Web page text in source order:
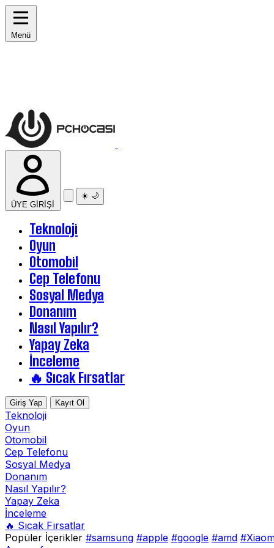
Menü
ÜYE GİRİŞİ
☀️ 🌙
Teknoloji
Oyun
Otomobil
Cep Telefonu
Sosyal Medya
Donanım
Nasıl Yapılır?
Yapay Zeka
İnceleme
🔥 Sıcak Fırsatlar
Giriş Yap Kayıt Ol
Teknoloji
Oyun
Otomobil
Cep Telefonu
Sosyal Medya
Donanım
Nasıl Yapılır?
Yapay Zeka
İnceleme
🔥 Sıcak Fırsatlar
Popüler İçerikler #samsung #apple #google #amd